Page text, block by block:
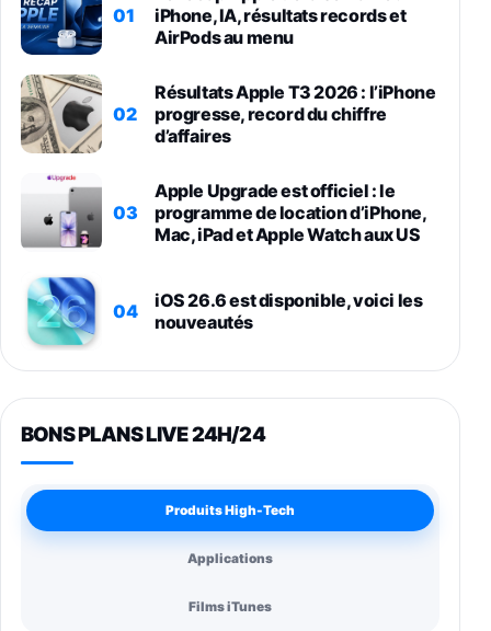
01
iPhone, IA, résultats records et
AirPods au menu
02
Résultats Apple T3 2026 : l’iPhone
progresse, record du chiffre
d’affaires
03
Apple Upgrade est officiel : le
programme de location d’iPhone,
Mac, iPad et Apple Watch aux US
04
iOS 26.6 est disponible, voici les
nouveautés
BONS PLANS LIVE 24H/24
Produits High-Tech
Applications
Films iTunes